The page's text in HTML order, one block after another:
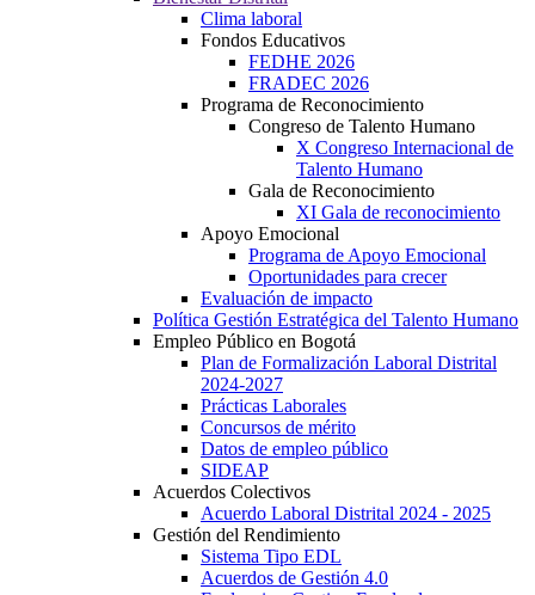
Clima laboral
Fondos Educativos
FEDHE 2026
FRADEC 2026
Programa de Reconocimiento
Congreso de Talento Humano
X Congreso Internacional de
Talento Humano
Gala de Reconocimiento
XI Gala de reconocimiento
Apoyo Emocional
Programa de Apoyo Emocional
Oportunidades para crecer
Evaluación de impacto
Política Gestión Estratégica del Talento Humano
Empleo Público en Bogotá
Plan de Formalización Laboral Distrital
2024-2027
Prácticas Laborales
Concursos de mérito
Datos de empleo público
SIDEAP
Acuerdos Colectivos
Acuerdo Laboral Distrital 2024 - 2025
Gestión del Rendimiento
Sistema Tipo EDL
Acuerdos de Gestión 4.0